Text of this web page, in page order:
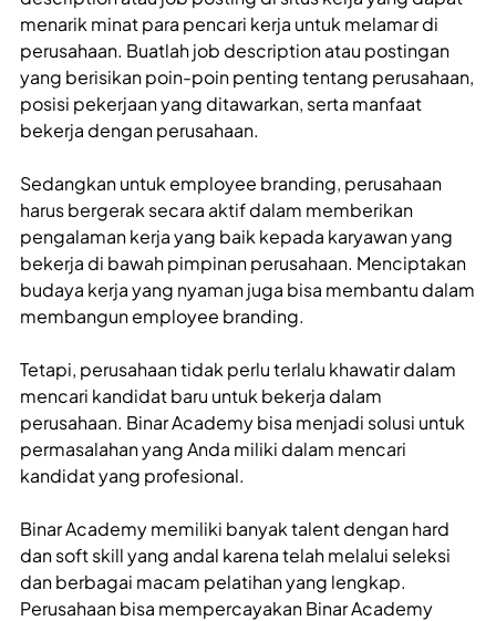
menarik minat para pencari kerja untuk melamar di
perusahaan. Buatlah job description atau postingan
yang berisikan poin-poin penting tentang perusahaan,
posisi pekerjaan yang ditawarkan, serta manfaat
bekerja dengan perusahaan.
Sedangkan untuk employee branding, perusahaan
harus bergerak secara aktif dalam memberikan
pengalaman kerja yang baik kepada karyawan yang
bekerja di bawah pimpinan perusahaan. Menciptakan
budaya kerja yang nyaman juga bisa membantu dalam
membangun employee branding.
Tetapi, perusahaan tidak perlu terlalu khawatir dalam
mencari kandidat baru untuk bekerja dalam
perusahaan. Binar Academy bisa menjadi solusi untuk
permasalahan yang Anda miliki dalam mencari
kandidat yang profesional.
Binar Academy memiliki banyak talent dengan hard
dan soft skill yang andal karena telah melalui seleksi
dan berbagai macam pelatihan yang lengkap.
Perusahaan bisa mempercayakan Binar Academy